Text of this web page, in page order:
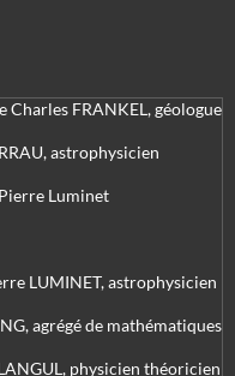
Charles FRANKEL, géologue
astrophysicien
Luminet
LUMINET, astrophysicien
agrégé de mathématiques
physicien théoricien